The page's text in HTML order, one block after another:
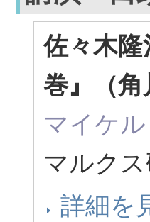
佐々木
巻』（角
マイケ
マルク
詳細を